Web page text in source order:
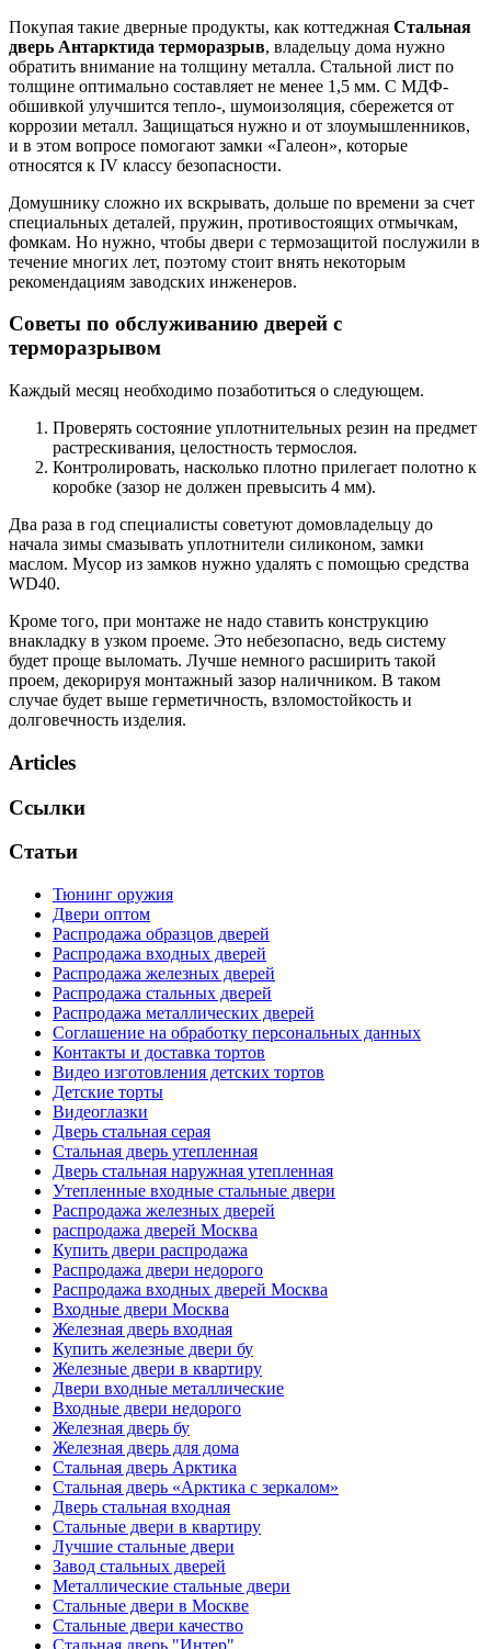
Покупая такие дверные продукты, как коттеджная Стальная
дверь Антарктида терморазрыв, владельцу дома нужно
обратить внимание на толщину металла. Стальной лист по
толщине оптимально составляет не менее 1,5 мм. С МДФ-
обшивкой улучшится тепло-, шумоизоляция, сбережется от
коррозии металл. Защищаться нужно и от злоумышленников,
и в этом вопросе помогают замки «Галеон», которые
относятся к IV классу безопасности.
Домушнику сложно их вскрывать, дольше по времени за счет
специальных деталей, пружин, противостоящих отмычкам,
фомкам. Но нужно, чтобы двери с термозащитой послужили в
течение многих лет, поэтому стоит внять некоторым
рекомендациям заводских инженеров.
Советы по обслуживанию дверей с
терморазрывом
Каждый месяц необходимо позаботиться о следующем.
Проверять состояние уплотнительных резин на предмет
растрескивания, целостность термослоя.
Контролировать, насколько плотно прилегает полотно к
коробке (зазор не должен превысить 4 мм).
Два раза в год специалисты советуют домовладельцу до
начала зимы смазывать уплотнители силиконом, замки
маслом. Мусор из замков нужно удалять с помощью средства
WD40.
Кроме того, при монтаже не надо ставить конструкцию
внакладку в узком проеме. Это небезопасно, ведь систему
будет проще выломать. Лучше немного расширить такой
проем, декорируя монтажный зазор наличником. В таком
случае будет выше герметичность, взломостойкость и
долговечность изделия.
Articles
Ссылки
Статьи
Тюнинг оружия
Двери оптом
Распродажа образцов дверей
Распродажа входных дверей
Распродажа железных дверей
Распродажа стальных дверей
Распродажа металлических дверей
Соглашение на обработку персональных данных
Контакты и доставка тортов
Видео изготовления детских тортов
Детские торты
Видеоглазки
Дверь стальная серая
Стальная дверь утепленная
Дверь стальная наружная утепленная
Утепленные входные стальные двери
Распродажа железных дверей
распродажа дверей Москва
Купить двери распродажа
Распродажа двери недорого
Распродажа входных дверей Москва
Входные двери Москва
Железная дверь входная
Купить железные двери бу
Железные двери в квартиру
Двери входные металлические
Входные двери недорого
Железная дверь бу
Железная дверь для дома
Стальная дверь Арктика
Стальная дверь «Арктика с зеркалом»
Дверь стальная входная
Стальные двери в квартиру
Лучшие стальные двери
Завод стальных дверей
Металлические стальные двери
Стальные двери в Москве
Стальные двери качество
Стальная дверь "Интер"